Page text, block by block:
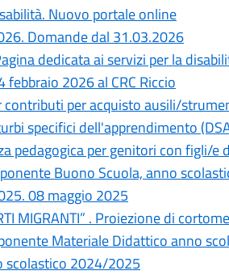
Nuovo portale online
Domande dal 31.03.2026
dedicata ai servizi per la
2026 al CRC Riccio
contributi per acquisto ausili/
specifici dell'apprendimento
pedagogica per genitori con figli/e
Buono Scuola, anno
08 maggio 2025
MIGRANTI” . Proiezione di
Materiale Didattico anno
scolastico 2024/2025